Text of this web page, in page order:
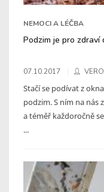
NEMOCI A LÉČBA
Podzim je pro zdraví
07.10.2017
Stačí se podívat z
podzim. S ním na nás
a téměř každoročně
...